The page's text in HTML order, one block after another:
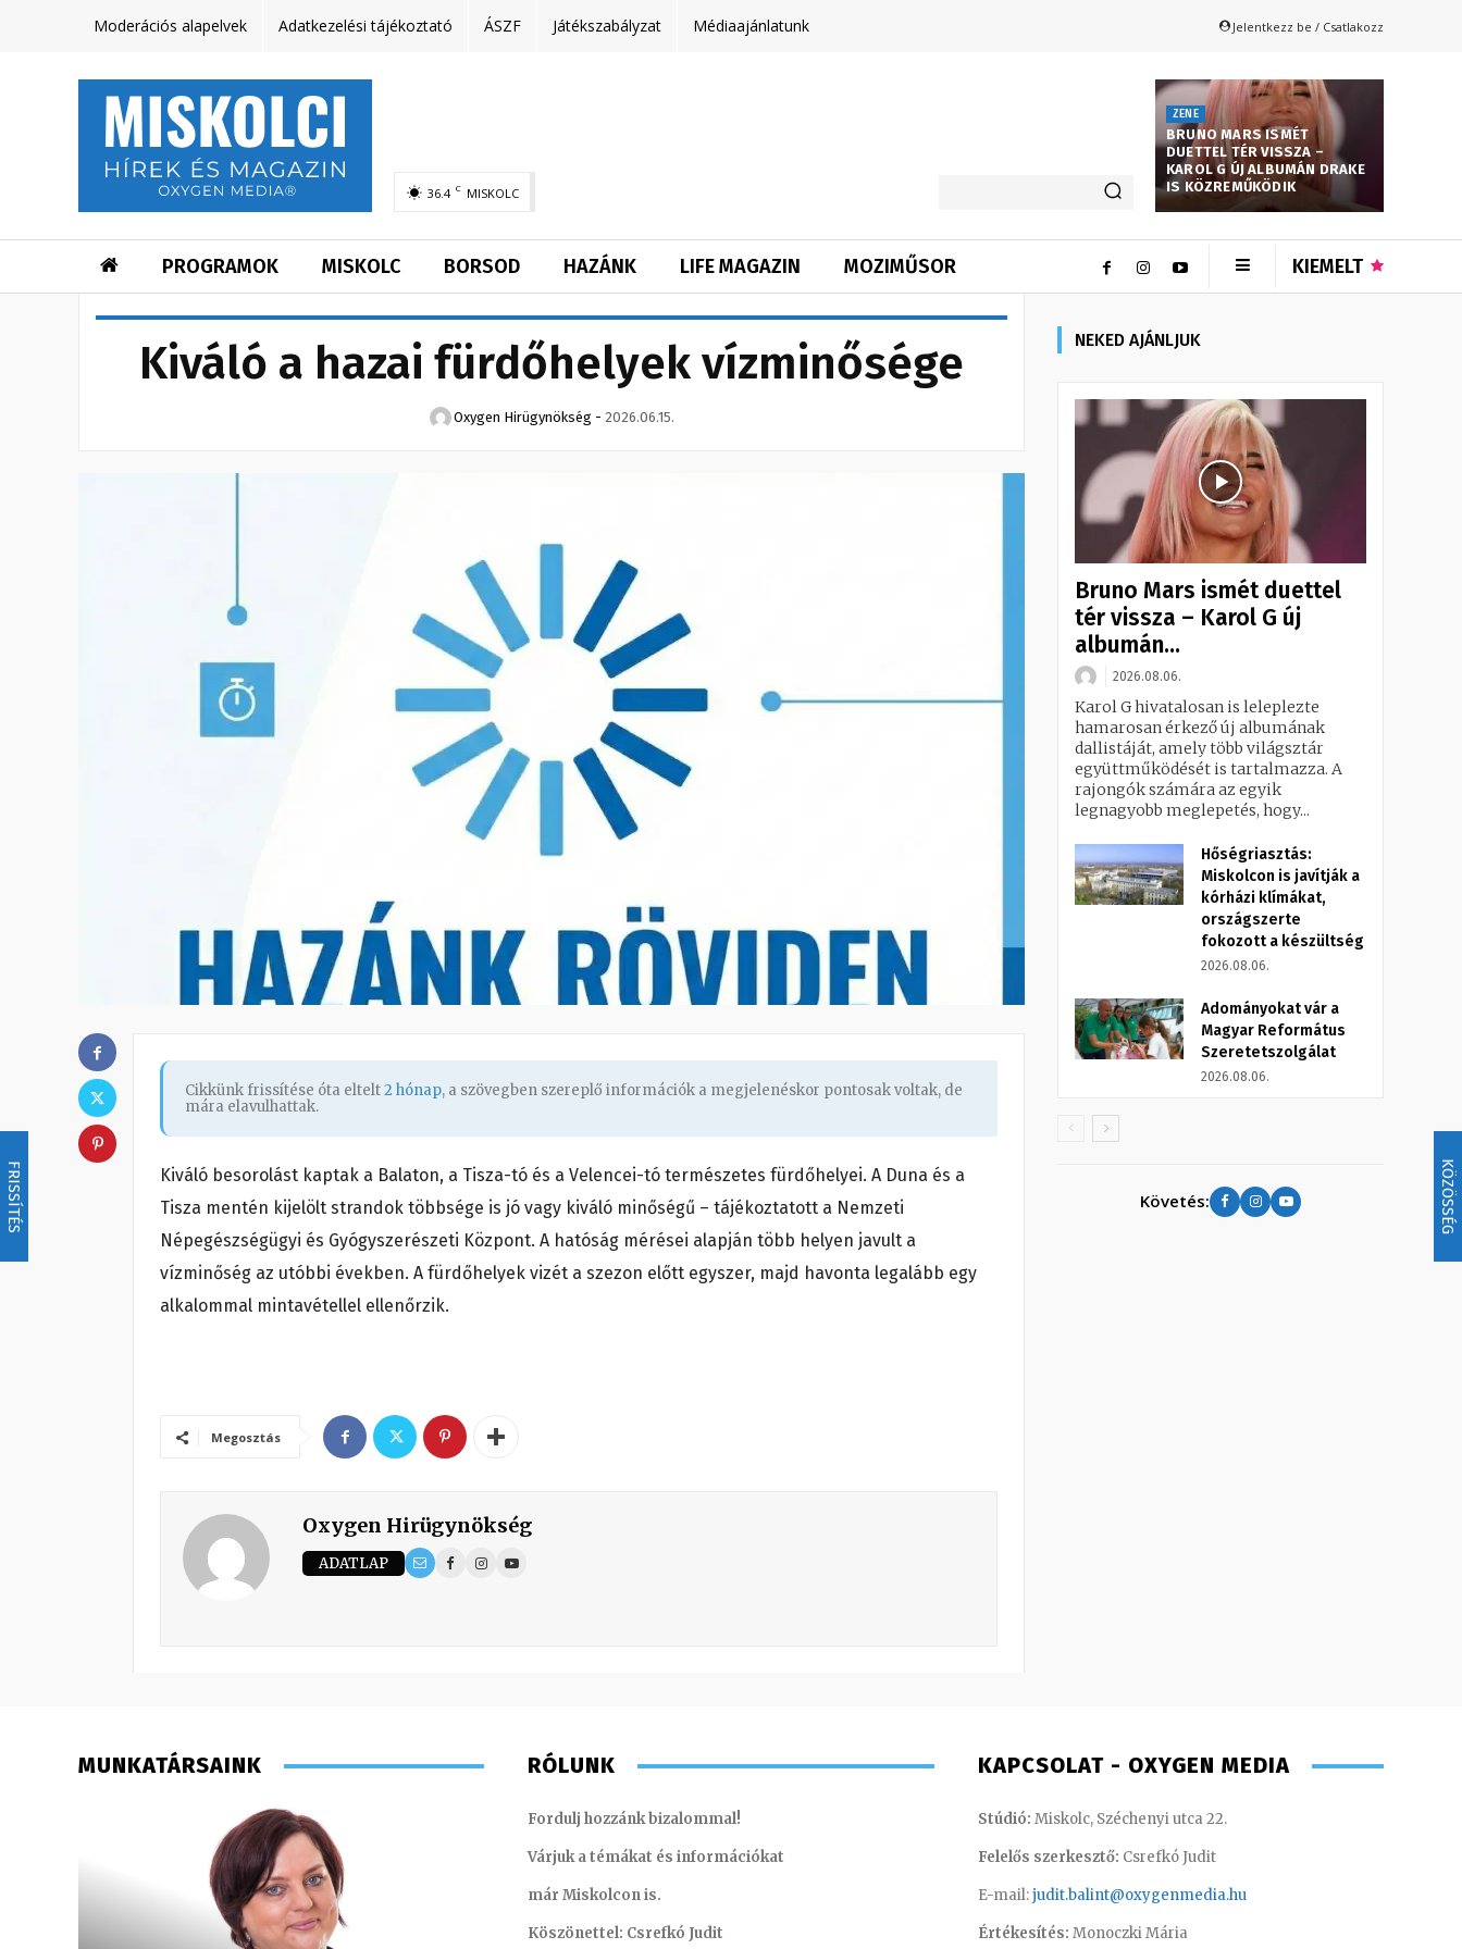
FRISSÍTÉS KÖZÖSSÉG
Moderációs alapelvek Adatkezelési tájékoztató ÁSZF Játékszabályzat Médiaajánlatunk Jelentkezz be / Csatlakozz
36.4 C MISKOLC
ZENE
BRUNO MARS ISMÉT
DUETTEL TÉR VISSZA –
KAROL G ÚJ ALBUMÁN DRAKE
IS KÖZREMŰKÖDIK
PROGRAMOK MISKOLC BORSOD HAZÁNK LIFE MAGAZIN MOZIMŰSOR KIEMELT
Kiváló a hazai fürdőhelyek vízminősége
Oxygen Hirügynökség - 2026.06.15.
Cikkünk frissítése óta eltelt2 hónap, a szövegben szereplő információk a megjelenéskor pontosak voltak, de
mára elavulhattak.
Kiváló besorolást kaptak a Balaton, a Tisza-tó és a Velencei-tó természetes fürdőhelyei. A Duna és a
Tisza mentén kijelölt strandok többsége is jó vagy kiváló minőségű – tájékoztatott a Nemzeti
Népegészségügyi és Gyógyszerészeti Központ. A hatóság mérései alapján több helyen javult a
vízminőség az utóbbi években. A fürdőhelyek vizét a szezon előtt egyszer, majd havonta legalább egy
alkalommal mintavétellel ellenőrzik.
Megosztás
Oxygen Hirügynökség
ADATLAP
NEKED AJÁNLJUK
Bruno Mars ismét duettel
tér vissza – Karol G új
albumán...
2026.08.06.
Karol G hivatalosan is leleplezte
hamarosan érkező új albumának
dallistáját, amely több világsztár
együttműködését is tartalmazza. A
rajongók számára az egyik
legnagyobb meglepetés, hogy...
Hőségriasztás:
Miskolcon is javítják a
kórházi klímákat,
országszerte
fokozott a készültség
2026.08.06.
Adományokat vár a
Magyar Református
Szeretetszolgálat
2026.08.06.
Követés:
MUNKATÁRSAINK RÓLUNK
Fordulj hozzánk bizalommal!
Várjuk a témákat és információkat
már Miskolcon is.
Köszönettel: Csrefkó Judit
KAPCSOLAT - OXYGEN MEDIA
Stúdió: Miskolc, Széchenyi utca 22.
Felelős szerkesztő: Csrefkó Judit
E-mail:judit.balint@oxygenmedia.hu
Értékesítés: Monoczki Mária